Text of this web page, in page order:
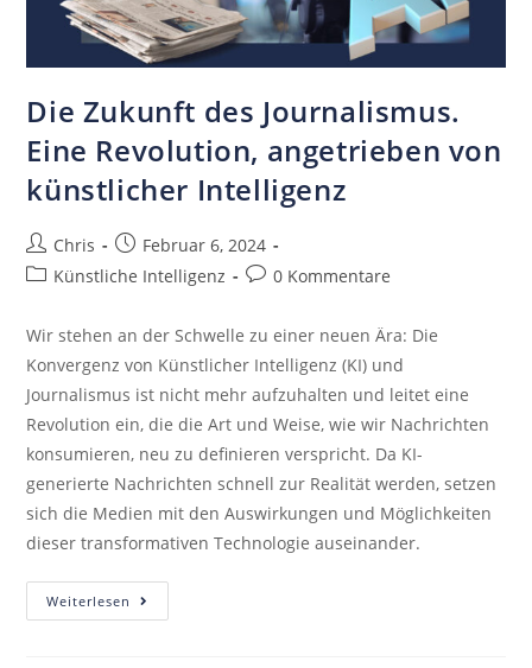
Die Zukunft des Journalismus.
Eine Revolution, angetrieben von
künstlicher Intelligenz
Chris
Februar 6, 2024
Künstliche Intelligenz
0 Kommentare
Wir stehen an der Schwelle zu einer neuen Ära: Die
Konvergenz von Künstlicher Intelligenz (KI) und
Journalismus ist nicht mehr aufzuhalten und leitet eine
Revolution ein, die die Art und Weise, wie wir Nachrichten
konsumieren, neu zu definieren verspricht. Da KI-
generierte Nachrichten schnell zur Realität werden, setzen
sich die Medien mit den Auswirkungen und Möglichkeiten
dieser transformativen Technologie auseinander.
Weiterlesen